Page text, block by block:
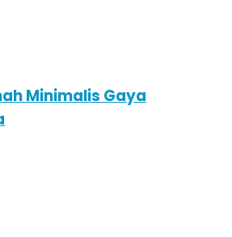
Minimalis Gaya